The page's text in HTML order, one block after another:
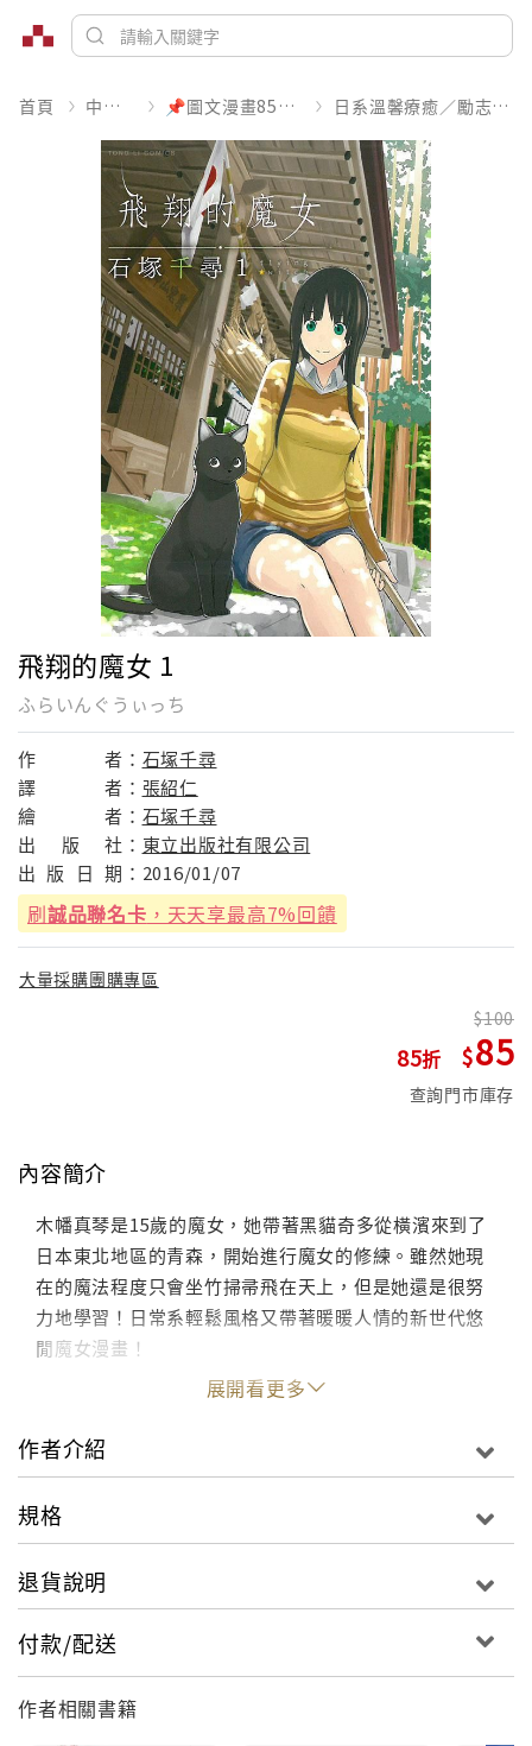
首頁 中文書 📌圖文漫畫85折起 日系溫馨療癒／勵志搞笑
飛翔的魔女 1
ふらいんぐうぃっち
作 者： 石塚千尋
譯
者： 張紹仁
繪
者： 石塚千尋
出
版 社： 東立出版社有限公司
出 版 日 期： 2016/01/07
刷誠品聯名卡 ，天天享最高7%回饋
大量採購團購專區
85
100
85
查詢門市庫存
內容簡介
木幡真琴是15歲的魔女，她帶著黑貓奇多從橫濱來到了
日本東北地區的青森，開始進行魔女的修練。雖然她現
在的魔法程度只會坐竹掃帚飛在天上，但是她還是很努
力地學習！日常系輕鬆風格又帶著暖暖人情的新世代悠
閒魔女漫畫！
展開看更多
作者介紹
規格
退貨說明
付款/配送
作者相關書籍